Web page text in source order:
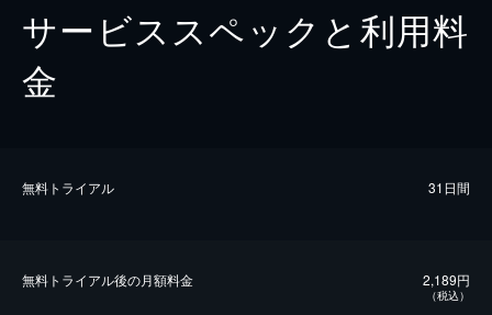
サービススペックと利用料
金
無料トライアル 31日間
無料トライアル後の⽉額料金 2,189円
（税込）